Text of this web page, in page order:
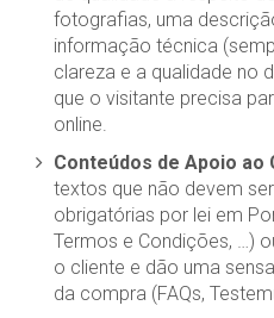
fotografias, uma
informação técnica
clareza e a qualidade no
que o visitante precisa
online.
Conteúdos de Apoio ao
textos que não devem
obrigatórias por lei em
Termos e Condições, …)
o cliente e dão uma
da compra (FAQs,